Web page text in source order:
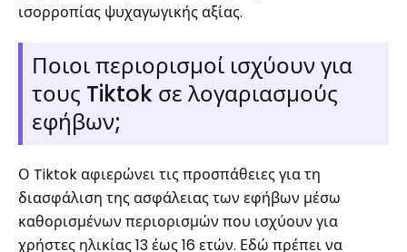
ισορροπίας ψυχαγωγικής αξίας.
Ποιοι περιορισμοί ισχύουν για
τους Tiktok σε λογαριασμούς
εφήβων;
Ο Tiktok αφιερώνει τις προσπάθειες για τη
διασφάλιση της ασφάλειας των εφήβων μέσω
καθορισμένων περιορισμών που ισχύουν για
χρήστες ηλικίας 13 έως 16 ετών. Εδώ πρέπει να